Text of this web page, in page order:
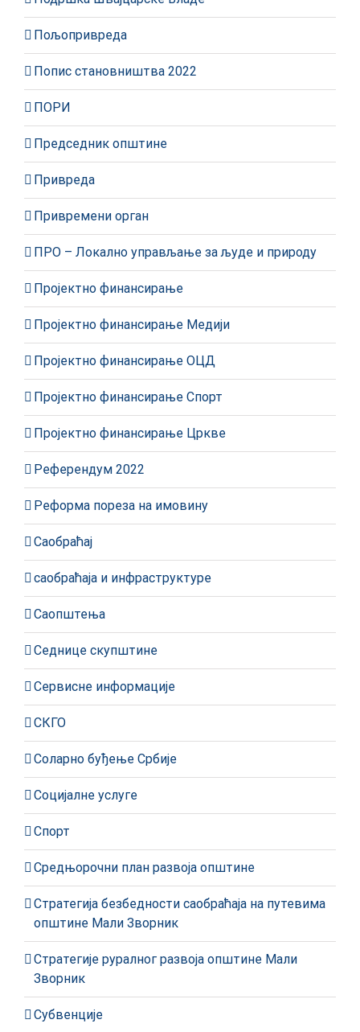
Пољопривреда
Попис становништва 2022
ПОРИ
Председник општине
Привреда
Привремени орган
ПРО – Локално управљање за људе и природу
Пројектно финансирање
Пројектно финансирање Медији
Пројектно финансирање ОЦД
Пројектно финансирање Спорт
Пројектно финансирање Цркве
Референдум 2022
Реформа пореза на имовину
Саобраћај
саобраћаја и инфраструктуре
Саопштења
Седнице скупштине
Сервисне информације
СКГО
Соларно буђење Србије
Социјалне услуге
Спорт
Средњорочни план развоја општине
Стратегија безбедности саобраћаја на путевима
општине Мали Зворник
Стратегије руралног развоја општине Мали
Зворник
Субвенције